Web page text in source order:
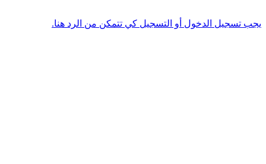
يجب تسجيل الدخول أو التسجيل كي تتمكن من الرد هنا.